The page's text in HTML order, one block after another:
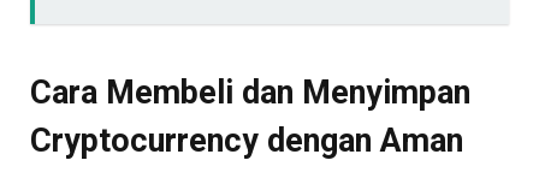
Cara Membeli dan Menyimpan
Cryptocurrency dengan Aman